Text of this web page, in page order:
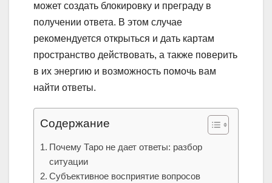
может создать блокировку и преграду в
получении ответа. В этом случае
рекомендуется открыться и дать картам
пространство действовать, а также поверить
в их энергию и возможность помочь вам
найти ответы.
Содержание
Почему Таро не дает ответы: разбор
ситуации
Субъективное восприятие вопросов